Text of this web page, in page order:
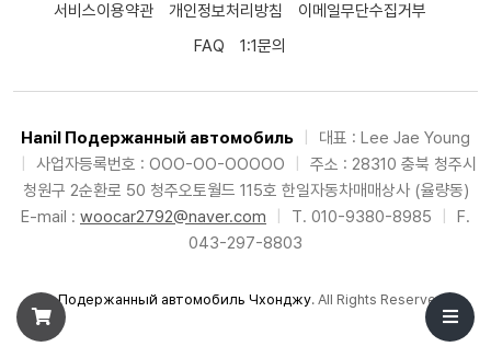
서비스이용약관 개인정보처리방침
이메일무단수집거부
FAQ
1:1문의
Hanil Подержанный автомобиль
대표 : Lee Jae Young
사업자등록번호 : OOO-OO-OOOOO
주소 : 28310 충북 청주시
청원구 2순환로 50 청주오토월드 115호 한일자동차매매상사 (율량동)
E-mail : woocar2792@naver.com T. 010-9380-8985
F.
043-297-8803
©Подержанный автомобиль Чхонджу. All Rights Reserved.